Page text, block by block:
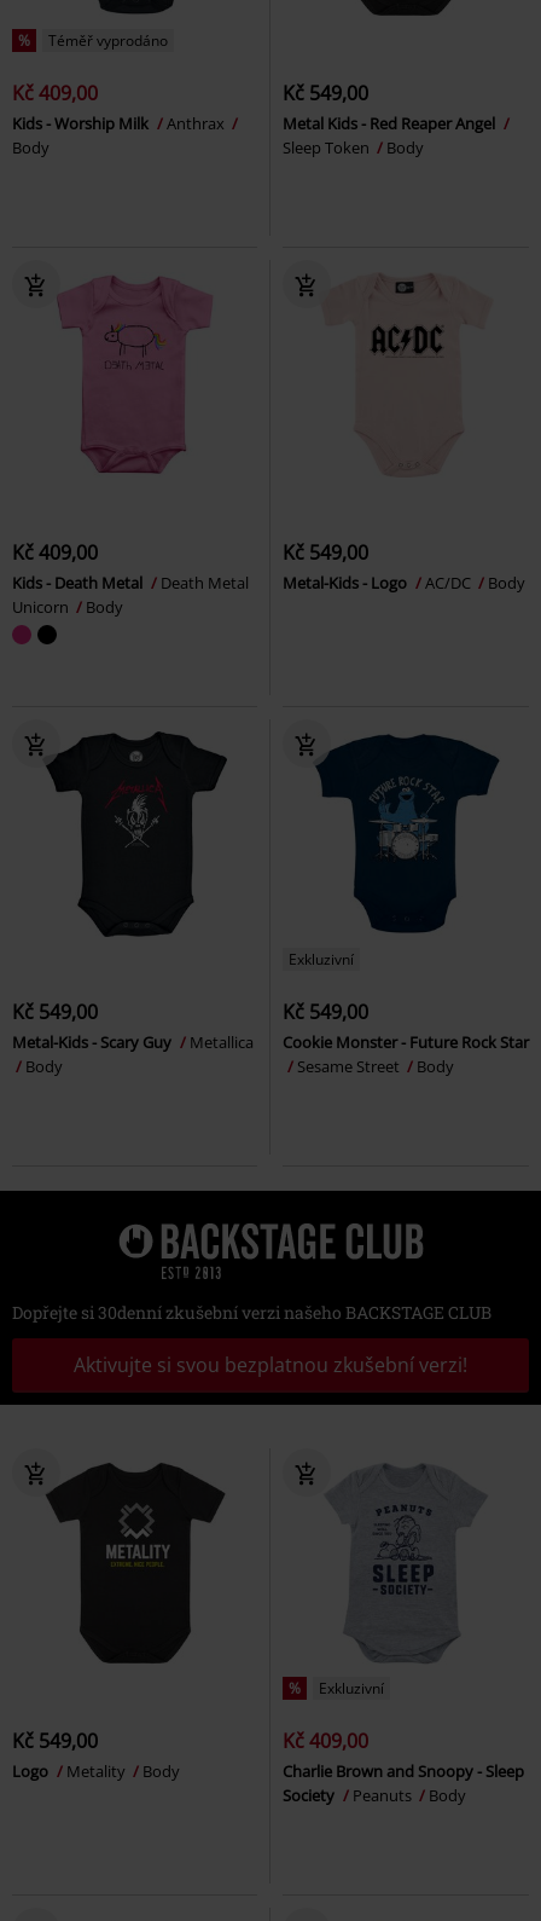
% Téměř vyprodáno
Kč 409,00
Kids - Worship Milk
Anthrax
Body
Kč 549,00
Metal Kids - Red Reaper Angel
Sleep Token
Body
Kč 409,00
Kids - Death Metal
Death Metal
Unicorn
Body
Kč 549,00
Metal-Kids - Logo AC/DC Body
Kč 549,00
Metal-Kids - Scary Guy
Metallica
Body
Exkluzivní
Kč 549,00
Cookie Monster - Future Rock Star
Sesame Street
Body
Dopřejte si 30denní zkušební verzi našeho BACKSTAGE CLUB
Aktivujte si svou bezplatnou zkušební verzi!
Kč 549,00
Logo Metality Body
% Exkluzivní
Kč 409,00
Charlie Brown and Snoopy - Sleep
Society
Peanuts Body